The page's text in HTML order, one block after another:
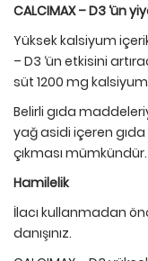
CALCIMAX – D3 ‘ün
Yüksek kalsiyum
– D3 ‘ün etkisini
süt 1200 mg
Belirli gıda
yağ asidi içeren
çıkması mümkündür.
Hamilelik
İlacı kullanmadan
danışınız.